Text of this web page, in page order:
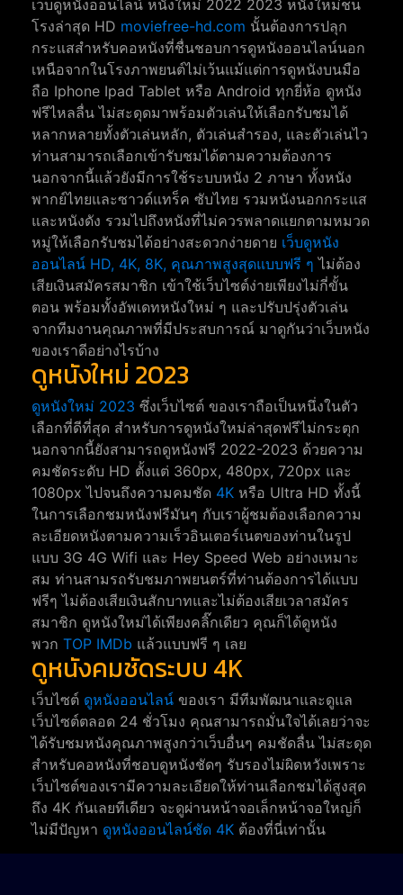
เว็บดูหนังออนไลน์ หนังใหม่ 2022 2023 หนังใหม่ชน
โรงล่าสุด HD moviefree-hd.com นั้นต้องการปลุก
กระแสสำหรับคอหนังที่ชื่นชอบการดูหนังออนไลน์นอก
เหนือจากในโรงภาพยนต์ไม่เว้นแม้แต่การดูหนังบนมือ
ถือ Iphone Ipad Tablet หรือ Android ทุกยี่ห้อ ดูหนัง
ฟรีไหลลื่น ไม่สะดุดมาพร้อมตัวเล่นให้เลือกรับชมได้
หลากหลายทั้งตัวเล่นหลัก, ตัวเล่นสำรอง, และตัวเล่นไว
ท่านสามารถเลือกเข้ารับชมได้ตามความต้องการ
นอกจากนี้แล้วยังมีการใช้ระบบหนัง 2 ภาษา ทั้งหนัง
พากย์ไทยและซาวด์แทร็ค ซับไทย รวมหนังนอกกระแส
และหนังดัง รวมไปถึงหนังที่ไม่ควรพลาดแยกตามหมวด
หมู่ให้เลือกรับชมได้อย่างสะดวกง่ายดาย เว็บดูหนัง
ออนไลน์ HD, 4K, 8K, คุณภาพสูงสุดแบบฟรี ๆ ไม่ต้อง
เสียเงินสมัครสมาชิก เข้าใช้เว็บไซต์ง่ายเพียงไม่กี่ขั้น
ตอน พร้อมทั้งอัพเดทหนังใหม่ ๆ และปรับปรุ่งตัวเล่น
จากทีมงานคุณภาพที่มีประสบการณ์ มาดูกันว่าเว็บหนัง
ของเราดีอย่างไรบ้าง
ดูหนังใหม่ 2023
ดูหนังใหม่ 2023 ซึ่งเว็บไซต์ ของเราถือเป็นหนึ่งในตัว
เลือกที่ดีที่สุด สำหรับการดูหนังใหม่ล่าสุดฟรีไม่กระตุก
นอกจากนี้ยังสามารถดูหนังฟรี 2022-2023 ด้วยความ
คมชัดระดับ HD ตั้งแต่ 360px, 480px, 720px และ
1080px ไปจนถึงความคมชัด 4K หรือ Ultra HD ทั้งนี้
ในการเลือกชมหนังฟรีมันๆ กับเราผู้ชมต้องเลือกความ
ละเอียดหนังตามความเร็วอินเตอร์เนตของท่านในรูป
แบบ 3G 4G Wifi และ Hey Speed Web อย่างเหมาะ
สม ท่านสามรถรับชมภาพยนตร์ที่ท่านต้องการได้แบบ
ฟรีๆ ไม่ต้องเสียเงินสักบาทและไม่ต้องเสียเวลาสมัคร
สมาชิก ดูหนังใหม่ได้เพียงคลิ๊กเดียว คุณก็ได้ดูหนัง
พวก TOP IMDb แล้วแบบฟรี ๆ เลย
ดูหนังคมชัดระบบ 4K
เว็บไซต์ ดูหนังออนไลน์ ของเรา มีทีมพัฒนาและดูแล
เว็บไซต์ตลอด 24 ชั่วโมง คุณสามารถมั่นใจได้เลยว่าจะ
ได้รับชมหนังคุณภาพสูงกว่าเว็บอื่นๆ คมชัดลื่น ไม่สะดุด
สำหรับคอหนังที่ชอบดูหนังชัดๆ รับรองไม่ผิดหวังเพราะ
เว็บไซต์ของเรามีความละเอียดให้ท่านเลือกชมได้สูงสุด
ถึง 4K กันเลยทีเดียว จะดูผ่านหน้าจอเล็กหน้าจอใหญ่ก็
ไม่มีปัญหา ดูหนังออนไลน์ชัด 4K ต้องที่นี่เท่านั้น